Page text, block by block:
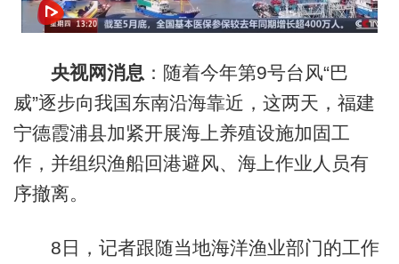
央视网消息 ：随着今年第9号台风“巴
威”逐步向我国东南沿海靠近，这两天，福建
宁德霞浦县加紧开展海上养殖设施加固工
作，并组织渔船回港避风、海上作业人员有
序撤离。
8日，记者跟随当地海洋渔业部门的工作